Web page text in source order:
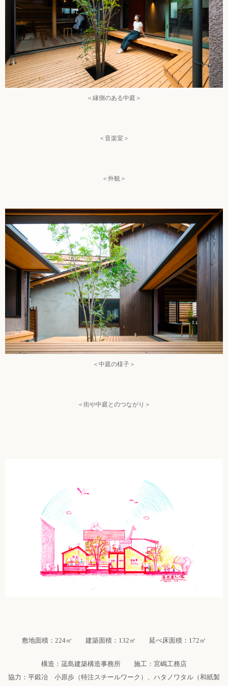
＜縁側のある中庭＞
＜音楽室＞
＜外観＞
＜中庭の様子＞
＜街や中庭とのつながり＞
敷地面積：224㎡ 建築面積：132㎡ 延べ床面積：172㎡
構造：筬島建築構造事務所 施工：宮嶋工務店
協力：平鍛冶 小原歩（特注スチールワーク）、ハタノワタル（和紙製